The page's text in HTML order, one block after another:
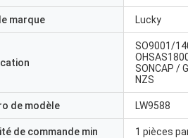
marque Lucky
SO9001/
SONCAP /
NZS
de modèle LW9588
de commande min 1 pièces